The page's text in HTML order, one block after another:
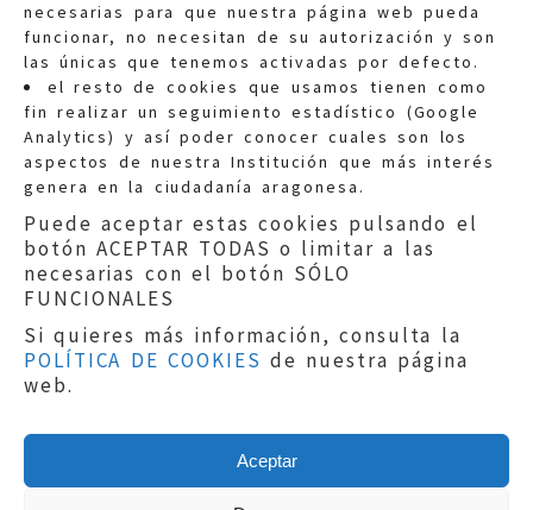
necesarias para que nuestra página web pueda
funcionar, no necesitan de su autorización y son
las únicas que tenemos activadas por defecto.
el resto de cookies que usamos tienen como
fin realizar un seguimiento estadístico (Google
Analytics) y así poder conocer cuales son los
aspectos de nuestra Institución que más interés
genera en la ciudadanía aragonesa.
Puede aceptar estas cookies pulsando el
botón ACEPTAR TODAS o limitar a las
necesarias con el botón SÓLO
FUNCIONALES
Si quieres más información, consulta la
POLÍTICA DE COOKIES de nuestra página
web.
Aceptar
Quejas:quejas@eljusticiadearagon.es
Información general:
informacion@eljusticiadearagon.es
Teléfonos:900 210 210/
Aviso legal|Política de privacidad|
Protección de Datos
Política de cookies
Copyright © 2019El Justicia de Aragón|